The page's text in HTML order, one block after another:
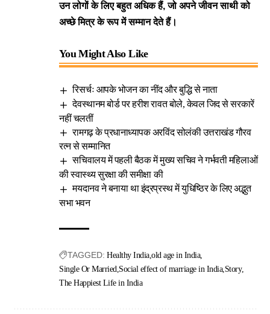
उन लोगों के लिए बहुत अधिक हैं, जो अपने जीवन साथी को
अच्छे मित्र के रूप में सम्मान देते हैं।
You Might Also Like
रिसर्चः आपके भोजन का नींद और बुद्धि से नाता
देवस्थानम बोर्ड पर हरीश रावत बोले, केवल जिद से सरकारें
नहीं चलतीं
रामगढ़ के प्रधानाध्यापक अरविंद सोलंकी उत्तराखंड गौरव
रत्न से सम्मानित
सचिवालय में पहली बैठक में मुख्य सचिव ने गर्भवती महिलाओं
की स्वास्थ्य सुरक्षा की समीक्षा की
मयदानव ने बनाया था इंद्रप्रस्थ में युधिष्ठिर के लिए अद्भुत
सभा भवन
TAGGED: Healthy India old age in India
Single Or Married Social effect of marriage in India Story
The Happiest Life in India